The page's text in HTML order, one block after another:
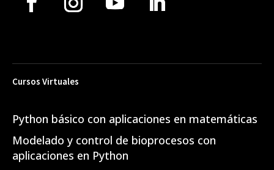
Cursos Virtuales
Python básico con aplicaciones en matemáticas
Modelado y control de bioprocesos con
aplicaciones en Python